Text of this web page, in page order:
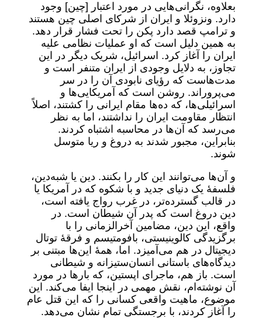
بعلاوه، نگرانی‌هایی در مورد اعتبار [چین] وجود
دارد. ونزوئلا و ایران از شرکای اصلی چین هستند
و ترامپ قصد دارد پکن را تحت فشار قرار دهد.
به همین دلیل است که او عملیات نظامی علیه
ایران را آغاز کرد. اسرائیل، شریک دیگر در این
تجاوز، به دلایل وجودی از ایران متنفر است و
مدت‌هاست که رؤیای نابودی آن را در سر
می‌پروراند. روشن است که آمریکایی‌ها و
اسرائیلی‌ها، که ده‌ها مقام ایرانی را کشتند، اصلاً
انتظار مقاومت ایران را نداشتند، اما به نظر
می‌رسد که آن‌ها در محاسبه اشتباه کردند.
بنابراین، مجبور شدند به دروغ و ریا متوسل
شوند.
و آن‌ها می‌توانند این کار را بکنند. دین یا شبه‌دین،
فلسفۀ یک دنیای جدید و با شکوه که در آمریکا یا
در قالب گسترده‌تر، در غرب رواج یافته است،
دین دروغ است که پدر آن شیطان است. در
واقع، این دین، مضامین آخرالزمانی را با
برگزیدگی کالوینیستی، بافومتیسم و ​​فرقۀ توتال
دیجیتال در هم می‌آمیزد. اما، همۀ این‌ها مبتنی بر
دیدگاه‌های باستانی انسان‌ستیزانه و شیطانی
است. باز هم، ماجرای اپستین، که بارها در مورد
آن نوشته‌ام، نقش مهمی در اینجا ایفا می‌کند. این
موضوع، ماهیت واقعی کسانی را که این قتل عام
را آغاز کردند، با برجستگی تمام نشان می‌دهد.